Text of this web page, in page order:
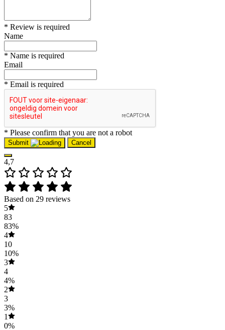
* Review is required
Name
* Name is required
Email
* Email is required
* Please confirm that you are not a robot
Submit Cancel
4,7
Based on 29 reviews
5
83
83%
4
10
10%
3
4
4%
2
3
3%
1
0%